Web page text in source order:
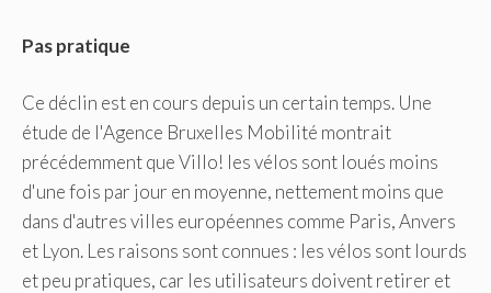
Pas pratique
Ce déclin est en cours depuis un certain temps. Une
étude de l'Agence Bruxelles Mobilité montrait
précédemment que Villo! les vélos sont loués moins
d'une fois par jour en moyenne, nettement moins que
dans d'autres villes européennes comme Paris, Anvers
et Lyon. Les raisons sont connues : les vélos sont lourds
et peu pratiques, car les utilisateurs doivent retirer et